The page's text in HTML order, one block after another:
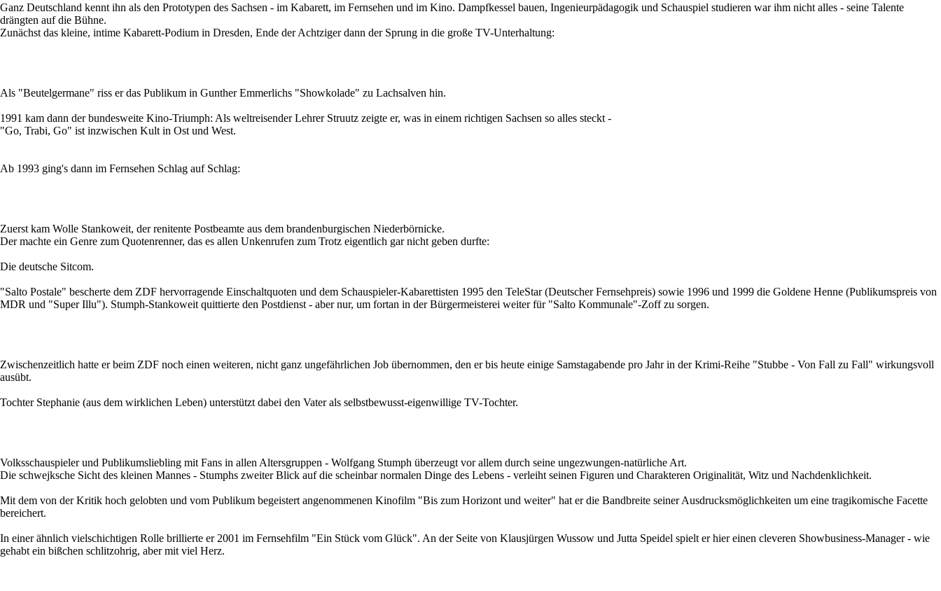
Ganz Deutschland kennt ihn als den Prototypen des Sachsen - im Kabarett, im Fernsehen und im Kino. Dampfkessel bauen, Ingenieurpädagogik und Schauspiel studieren war ihm nicht alles - seine Talente
drängten auf die Bühne.
Zunächst das kleine, intime Kabarett-Podium in Dresden, Ende der Achtziger dann der Sprung in die große TV-Unterhaltung:
Als "Beutelgermane" riss er das Publikum in Gunther Emmerlichs "Showkolade" zu Lachsalven hin.
1991 kam dann der bundesweite Kino-Triumph: Als weltreisender Lehrer Struutz zeigte er, was in einem richtigen Sachsen so alles steckt -
"Go, Trabi, Go" ist inzwischen Kult in Ost und West.
Ab 1993 ging's dann im Fernsehen Schlag auf Schlag:
Zuerst kam Wolle Stankoweit, der renitente Postbeamte aus dem brandenburgischen Niederbörnicke.
Der machte ein Genre zum Quotenrenner, das es allen Unkenrufen zum Trotz eigentlich gar nicht geben durfte:
Die deutsche Sitcom.
"Salto Postale" bescherte dem ZDF hervorragende Einschaltquoten und dem Schauspieler-Kabarettisten 1995 den TeleStar (Deutscher Fernsehpreis) sowie 1996 und 1999 die Goldene Henne (Publikumspreis von
MDR und "Super Illu"). Stumph-Stankoweit quittierte den Postdienst - aber nur, um fortan in der Bürgermeisterei weiter für "Salto Kommunale"-Zoff zu sorgen.
Zwischenzeitlich hatte er beim ZDF noch einen weiteren, nicht ganz ungefährlichen Job übernommen, den er bis heute einige Samstagabende pro Jahr in der Krimi-Reihe "Stubbe - Von Fall zu Fall" wirkungsvoll
ausübt.
Tochter Stephanie (aus dem wirklichen Leben) unterstützt dabei den Vater als selbstbewusst-eigenwillige TV-Tochter.
Volksschauspieler und Publikumsliebling mit Fans in allen Altersgruppen - Wolfgang Stumph überzeugt vor allem durch seine ungezwungen-natürliche Art.
Die schwejksche Sicht des kleinen Mannes - Stumphs zweiter Blick auf die scheinbar normalen Dinge des Lebens - verleiht seinen Figuren und Charakteren Originalität, Witz und Nachdenklichkeit.
Mit dem von der Kritik hoch gelobten und vom Publikum begeistert angenommenen Kinofilm "Bis zum Horizont und weiter" hat er die Bandbreite seiner Ausdrucksmöglichkeiten um eine tragikomische Facette
bereichert.
In einer ähnlich vielschichtigen Rolle brillierte er 2001 im Fernsehfilm "Ein Stück vom Glück". An der Seite von Klausjürgen Wussow und Jutta Speidel spielt er hier einen cleveren Showbusiness-Manager - wie
gehabt ein bißchen schlitzohrig, aber mit viel Herz.